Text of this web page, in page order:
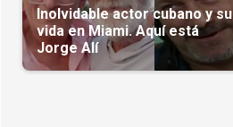
Inolvidable actor cubano y su
vida en Miami. Aquí está
Jorge Alí